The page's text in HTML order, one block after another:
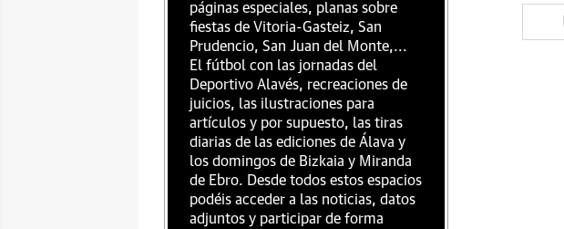
páginas especiales, planas sobre
fiestas de Vitoria-Gasteiz, San
Prudencio, San Juan del Monte,...
El fútbol con las jornadas del
Deportivo Alavés, recreaciones de
juicios, las ilustraciones para
artículos y por supuesto, las tiras
diarias de las ediciones de Álava y
los domingos de Bizkaia y Miranda
de Ebro. Desde todos estos espacios
podéis acceder a las noticias, datos
adjuntos y participar de forma